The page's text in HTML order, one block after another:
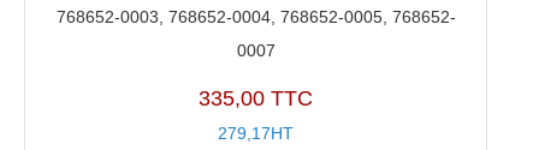
768652-0003, 768652-0004, 768652-0005, 768652-
0007
335,00 TTC
279,17HT